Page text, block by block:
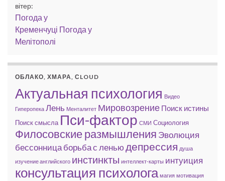
вітер:
Погода у
Кременчуці Погода у
Мелітополі
ОБЛАКО, ХМАРА, СLOUD
Актуальная психология Видео
Гиперопека Лень Менталитет Мировозрение Поиск истины
Поиск смысла Пси-фактор СМИ Социология
Филосовские размышления Эволюция
бессонницаборьба с ленью депрессия душа
изучение английского инстинкты интеллект-карты интуиция
консультация психолога магия мотивация